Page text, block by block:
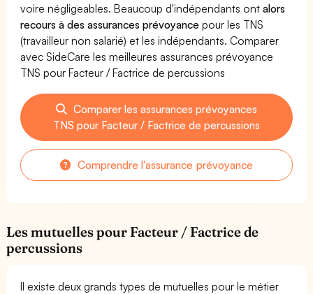
voire négligeables. Beaucoup d'indépendants ontalors
recours à des assurances prévoyance pour les TNS
(travailleur non salarié) et les indépendants. Comparer
avec SideCare les meilleures assurances prévoyance
TNS pour Facteur / Factrice de percussions
Comparer les assurances prévoyances
TNS pour Facteur / Factrice de percussions
Comprendre l'assurance prévoyance
Les mutuelles pour Facteur / Factrice de
percussions
Il existe deux grands types de mutuelles pour le métier